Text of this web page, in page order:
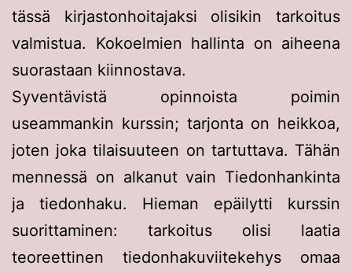
tässä kirjastonhoitajaksi olisikin tarkoitus
valmistua. Kokoelmien hallinta on aiheena
suorastaan kiinnostava.
Syventävistä opinnoista poimin
useammankin kurssin; tarjonta on heikkoa,
joten joka tilaisuuteen on tartuttava. Tähän
mennessä on alkanut vain Tiedonhankinta
ja tiedonhaku. Hieman epäilytti kurssin
suorittaminen: tarkoitus olisi laatia
teoreettinen tiedonhakuviitekehys omaa